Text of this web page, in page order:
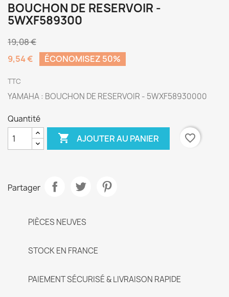
BOUCHON DE RESERVOIR -
5WXF589300
19,08 €
9,54 €
ÉCONOMISEZ 50%
TTC
YAMAHA : BOUCHON DE RESERVOIR - 5WXF58930000
Quantité
 AJOUTER AU PANIER favorite_border
Partager
PIÈCES NEUVES
STOCK EN FRANCE
PAIEMENT SÉCURISÉ & LIVRAISON RAPIDE